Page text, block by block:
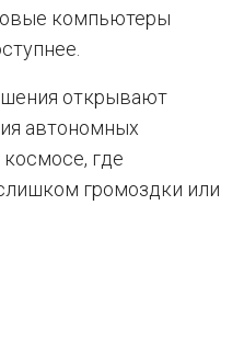
компьютеры
открывают
автономных
где
громоздки или